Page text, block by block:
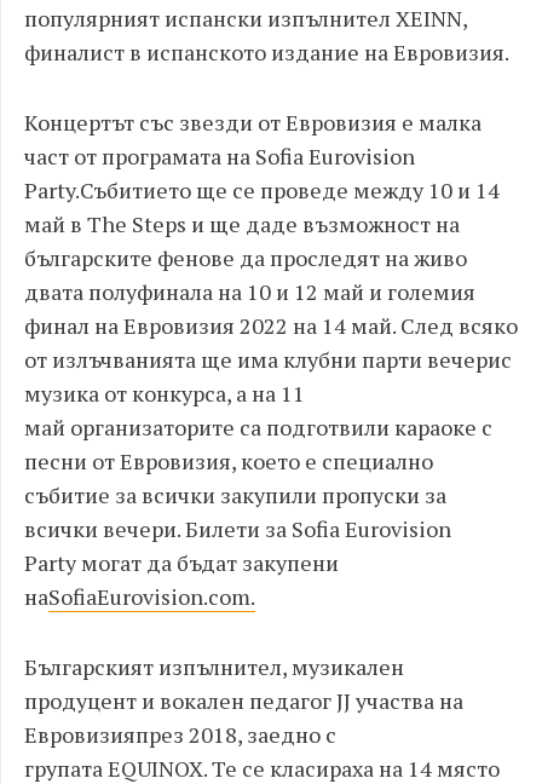
популярният испански изпълнител XEINN,
финалист в испанското издание на Евровизия.
Концертът със звезди от Евровизия е малка
част от програмата на Sofia Eurovision
Party.Събитието ще се проведе между10 и 14
май в The Steps и ще даде възможност на
българските фенове да проследят на живо
двата полуфинала на 10 и 12 май и големия
финал на Евровизия 2022 на 14 май. След всяко
от излъчванията ще има клубни парти вечерис
музика от конкурса, а на 11
май организаторите са подготвили караоке с
песни от Евровизия, което е специално
събитие за всички закупили пропуски за
всички вечери.Билети за Sofia Eurovision
Partyмогат да бъдат закупени
наSofiaEurovision.com.
Българският изпълнител, музикален
продуцент и вокален педагогJJ участва на
Евровизияпрез 2018, заедно с
групата EQUINOX. Те се класираха на 14 място